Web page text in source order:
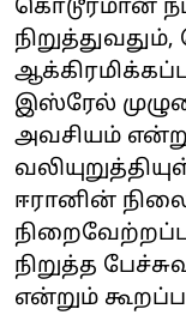
கொடூரமான
இஸ்ரேல்
அவசியம்
ஈரானின்
நிறுத்த
என்றும்